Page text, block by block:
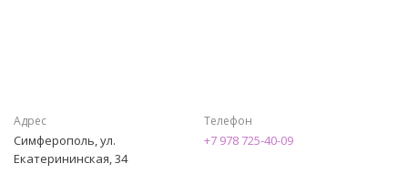
Адрес
Симферополь, ул.
Екатерининская, 34
Телефон
+7 978 725-40-09